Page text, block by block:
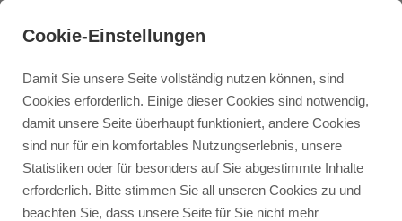
Cookie-Einstellungen
Damit Sie unsere Seite vollständig nutzen können, sind
Cookies erforderlich. Einige dieser Cookies sind notwendig,
damit unsere Seite überhaupt funktioniert, andere Cookies
sind nur für ein komfortables Nutzungserlebnis, unsere
Statistiken oder für besonders auf Sie abgestimmte Inhalte
erforderlich. Bitte stimmen Sie all unseren Cookies zu und
beachten Sie, dass unsere Seite für Sie nicht mehr